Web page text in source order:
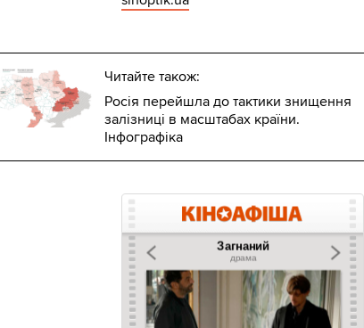
Читайте також:
Росія перейшла до тактики знищення
залізниці в масштабах країни.
Інфографіка